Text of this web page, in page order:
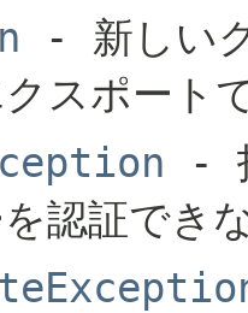
- 新しい
スポート
-
認証でき